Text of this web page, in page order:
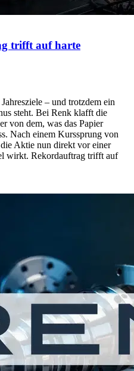
trifft auf harte
– und trotzdem ein
steht. Bei Renk klafft die
von dem, was das Papier
Nach einem Kurssprung von
Aktie nun direkt vor einer
wirkt. Rekordauftrag trifft auf